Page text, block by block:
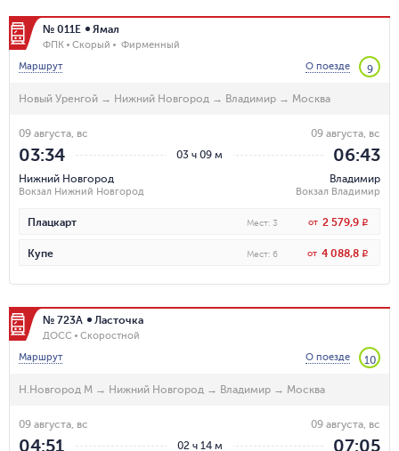
№ 011Е Ямал
ФПК Скорый
Фирменный
Маршрут
О поезде 9
Новый Уренгой → Нижний Новгород → Владимир → Москва
03 ч 09 м
09 августа, вс
03:34
Нижний Новгород
Вокзал Нижний Новгород
09 августа, вс
06:43
Владимир
Вокзал Владимир
Плацкарт Мест: 3 от 2 579,9 R
Купе Мест: 6 от 4 088,8 R
№ 723А Ласточка
ДОСС
Скоростной
Маршрут
О поезде 10
Н.Новгород М → Нижний Новгород → Владимир → Москва
02 ч 14 м
09 августа, вс
04:51
09 августа, вс
07:05